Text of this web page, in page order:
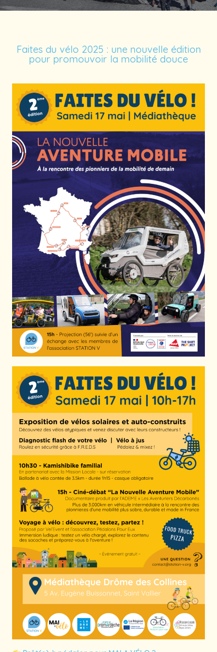
Faites du vélo 2025 : une nouvelle édition
pour promouvoir la mobilité douce